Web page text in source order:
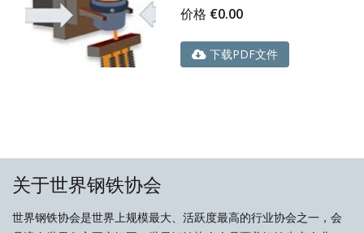
价格 €0.00
下载PDF文件
关于世界钢铁协会
世界钢铁协会是世界上规模最大、活跃度最高的行业协会之一，会